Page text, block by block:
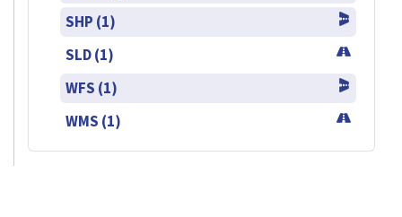
SHP (1)
SLD (1)
WFS (1)
WMS (1)